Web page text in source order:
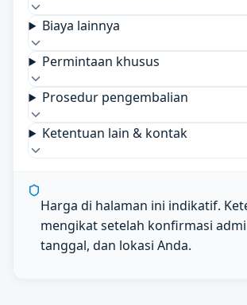
Biaya lainnya
Permintaan khusus
Prosedur pengembalian
Ketentuan lain & kontak
Harga di halaman ini indikatif.
mengikat setelah konfirmasi
tanggal, dan lokasi Anda.